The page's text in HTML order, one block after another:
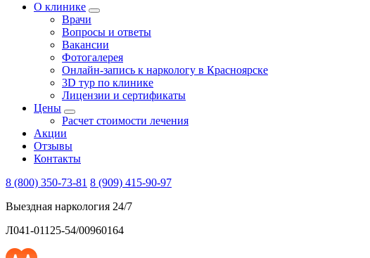
О клинике
Врачи
Вопросы и ответы
Вакансии
Фотогалерея
Онлайн-запись к наркологу в Красноярске
3D тур по клинике
Лицензии и сертификаты
Цены
Расчет стоимости лечения
Акции
Отзывы
Контакты
8 (800) 350-73-81 8 (909) 415-90-97
Выездная наркология 24/7
Л041-01125-54/00960164